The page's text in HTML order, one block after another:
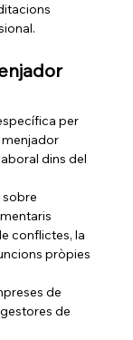
per
dins del
conflictes, la
pròpies
de
de